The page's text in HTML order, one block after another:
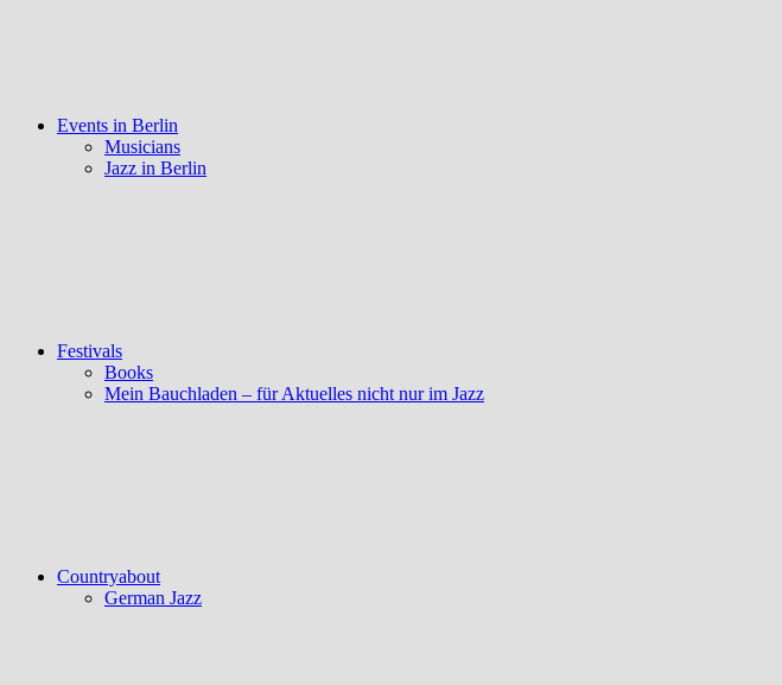
Events in Berlin
Musicians
Jazz in Berlin
Festivals
Books
Mein Bauchladen – für Aktuelles nicht nur im Jazz
Countryabout
German Jazz